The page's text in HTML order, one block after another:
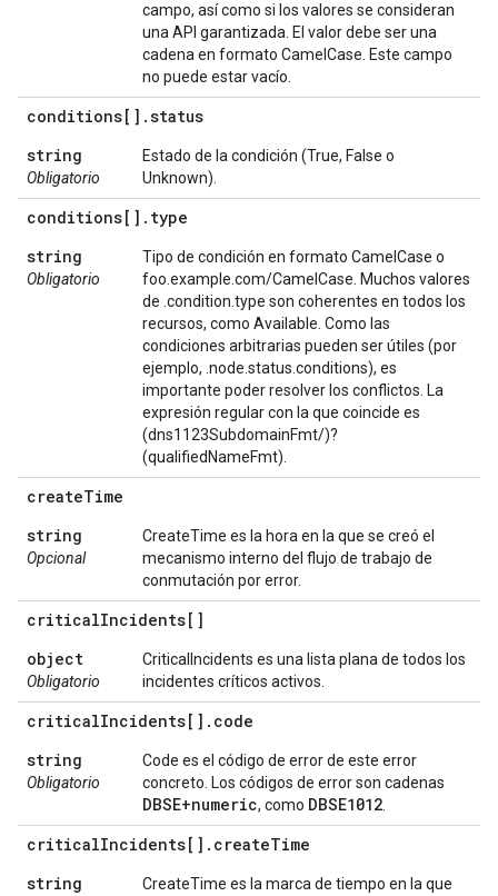
campo, así como si los valores se consideran
una API garantizada. El valor debe ser una
cadena en formato CamelCase. Este campo
no puede estar vacío.
conditions[] .status
string
Obligatorio
Estado de la condición (True, False o
Unknown).
conditions[] . type
string
Obligatorio
Tipo de condición en formato CamelCase o
foo.example.com/CamelCase. Muchos valores
de .condition.type son coherentes en todos los
recursos, como Available. Como las
condiciones arbitrarias pueden ser útiles (por
ejemplo, .node.status.conditions), es
importante poder resolver los conflictos. La
expresión regular con la que coincide es
(dns1123SubdomainFmt/)?
(qualifiedNameFmt).
createTime
string
Opcional
CreateTime es la hora en la que se creó el
mecanismo interno del flujo de trabajo de
conmutación por error.
criticalIncidents[]
object
Obligatorio
CriticalIncidents es una lista plana de todos los
incidentes críticos activos.
criticalIncidents[] . code
string
Obligatorio
Code es el código de error de este error
concreto. Los códigos de error son cadenas
DBSE+numeric, como DBSE1012
criticalIncidents[] . createTime
string
CreateTime es la marca de tiempo en la que